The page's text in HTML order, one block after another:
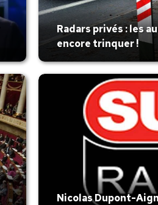
Radars privés : les
encore trinquer !
Nicolas Dupont-